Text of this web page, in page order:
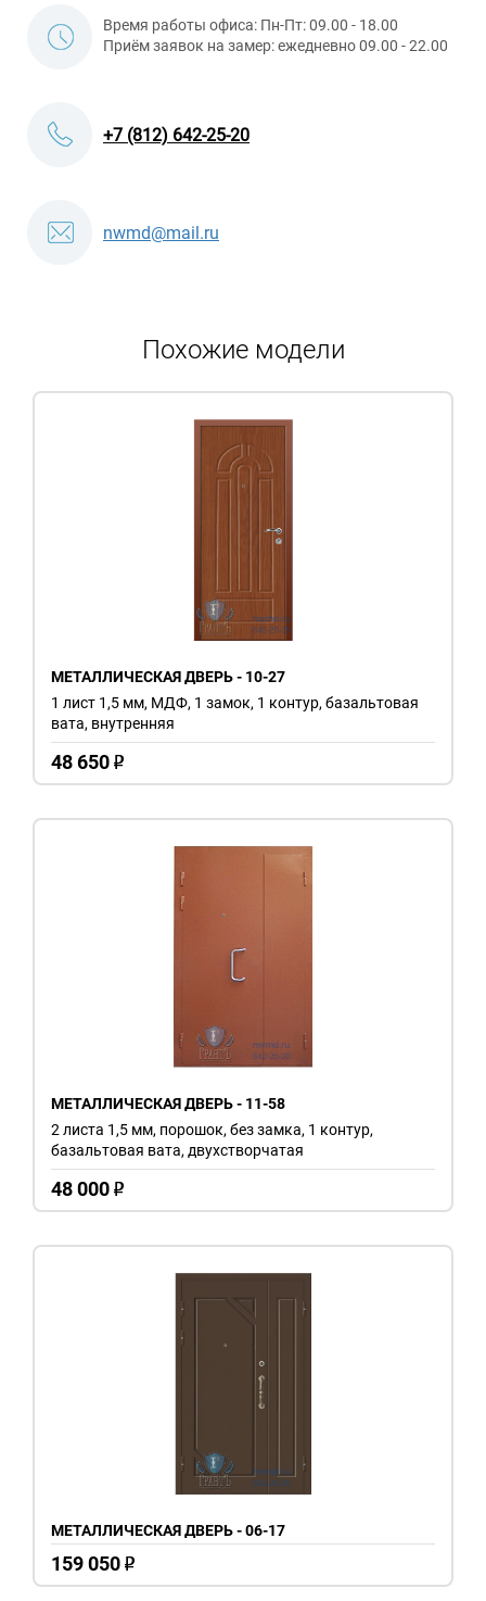
Время работы офиса: Пн-Пт: 09.00 - 18.00
Приём заявок на замер: ежедневно 09.00 - 22.00
+7 (812) 642-25-20
nwmd@mail.ru
Похожие модели
МЕТАЛЛИЧЕСКАЯ ДВЕРЬ - 10-27
48 650 o
1 лист 1,5 мм, МДФ, 1 замок, 1 контур, базальтовая
вата, внутренняя
МЕТАЛЛИЧЕСКАЯ ДВЕРЬ - 11-58
48 000 o
2 листа 1,5 мм, порошок, без замка, 1 контур,
базальтовая вата, двухстворчатая
МЕТАЛЛИЧЕСКАЯ ДВЕРЬ - 06-17
159 050 o